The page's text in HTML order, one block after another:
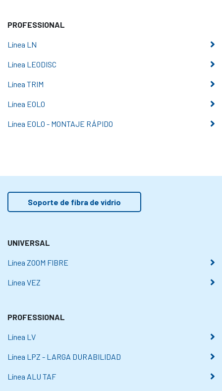
PROFESSIONAL
Línea LN
Línea LEODISC
Línea TRIM
Línea EOLO
Línea EOLO - MONTAJE RÁPIDO
Soporte de fibra de vidrio
UNIVERSAL
Línea ZOOM FIBRE
Línea VEZ
PROFESSIONAL
Línea LV
Línea LPZ - LARGA DURABILIDAD
Línea ALU TAF